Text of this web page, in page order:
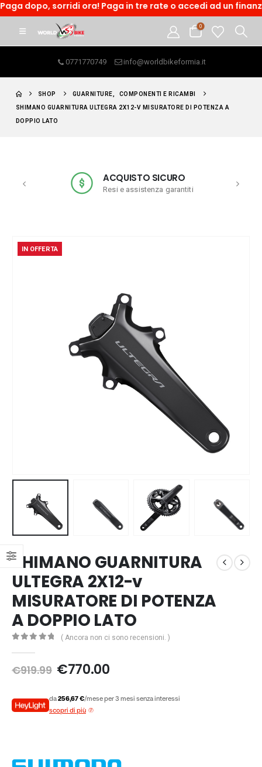
sorridi ora! Paga in tre rate o accedi ad un
0
0771770749 info@worldbikeformia.it
SHOP GUARNITURE COMPONENTI E RICAMBI
SHIMANO GUARNITURA ULTEGRA 2X12-V MISURATORE DI POTENZA A
DOPPIO LATO
ACQUISTO SICURO
Resi e assistenza garantiti
IN OFFERTA
SHIMANO GUARNITURA
ULTEGRA 2X12-v
MISURATORE DI POTENZA
A DOPPIO LATO
( Ancora non ci sono recensioni. )
€919.99 Il
originale
era:
€770.00Il
attuale
da256,67 €/mese per 3 mesi senza interessi
scopri di più